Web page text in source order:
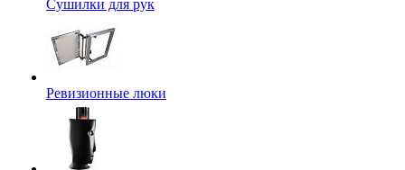
Сушилки для рук
Ревизионные люки